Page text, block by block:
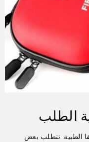
الطلب
الطبية. تتطلب بعض